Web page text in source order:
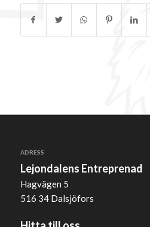
ADRESS
Lejondalens Entreprenad
Hagvägen 5
516 34 Dalsjöfors